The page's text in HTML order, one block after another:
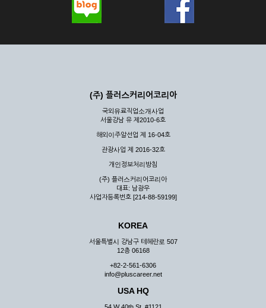
(주) 플러스커리어코리아
국외유료직업소개사업
서울강남 유 제2010-6호
해외이주알선업 제 16-04호
관광사업 제 2016-32호
개인정보처리방침
(주) 플러스커리어코리아
대표: 남광우
사업자등록번호 [214-88-59199]
KOREA
서울특별시 강남구 테헤란로 507
12층 06168
+82-2-561-6306
info@pluscareer.net
USA HQ